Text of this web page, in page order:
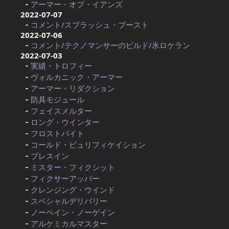
アーマー・オブ・イアンズ
2022-07-07
コメント/スプラッシュ・ブースト
2022-07-06
コメント/テクノマンサーのビルド/氷ロケラン
2022-07-03
実績・トロフィー
ヴォルカニック・アーマー
アーマー・リダクション
防具モジュール
フェイスメルター
ロング・ウインター
フロストバイト
コールド・ピュリフィケイション
ブレスイン
ミスター・フィクシット
フィクサーアッパー
クレンジング・ウインド
スペシャルデリバリー
ノーペイン・ノーゲイン
アルケミカルマスター